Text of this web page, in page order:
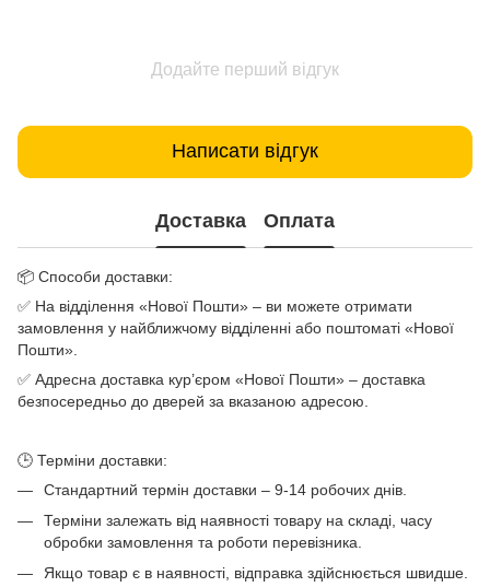
Додайте перший відгук
Написати відгук
Доставка Оплата
📦 Способи доставки:
✅ На відділення «Нової Пошти» – ви можете отримати
замовлення у найближчому відділенні або поштоматі «Нової
Пошти».
✅ Адресна доставка кур’єром «Нової Пошти» – доставка
безпосередньо до дверей за вказаною адресою.
🕒 Терміни доставки:
Стандартний термін доставки – 9-14 робочих днів.
Терміни залежать від наявності товару на складі, часу
обробки замовлення та роботи перевізника.
Якщо товар є в наявності, відправка здійснюється швидше.